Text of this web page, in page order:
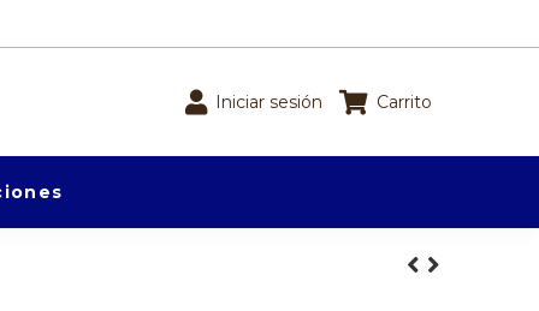
Iniciar sesión Carrito